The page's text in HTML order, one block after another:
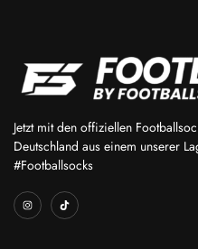
Jetzt mit den offiziellen
Deutschland aus einem unserer
#Footballsocks